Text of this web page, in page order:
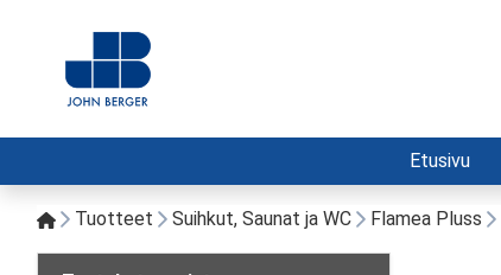
Etusivu
Tuotteet Suihkut, Saunat ja WC Flamea Pluss